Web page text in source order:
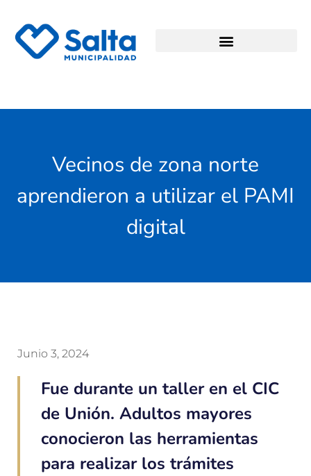
Vecinos de zona norte
aprendieron a utilizar el PAMI
digital
Junio 3, 2024
Fue durante un taller en el CIC
de Unión. Adultos mayores
conocieron las herramientas
para realizar los trámites